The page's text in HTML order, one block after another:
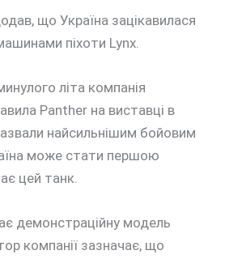
що Україна зацікавилася
піхоти Lynx.
літа компанія
Panther на виставці в
найсильнішим бойовим
може стати першою
цей танк.
демонстраційну модель
компанії зазначає, що